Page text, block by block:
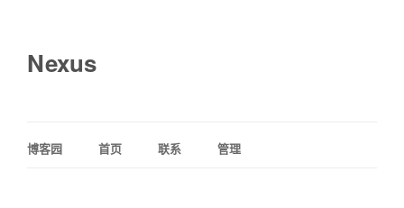
Nexus
博客园 首页 联系 管理